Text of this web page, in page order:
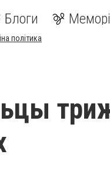
Блоги
політика